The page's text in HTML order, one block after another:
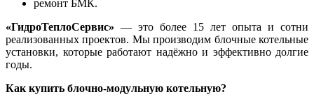
ремонт БМК.
«ГидроТеплоСервис» — это более 15 лет опыта и сотни
реализованных проектов. Мы производим блочные котельные
установки, которые работают надёжно и эффективно долгие
годы.
Как купить блочно-модульную котельную?